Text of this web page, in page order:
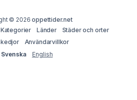
© 2026oppettider.net
Kategorier Länder
Städer och orter
Användarvillkor
Svenska
English